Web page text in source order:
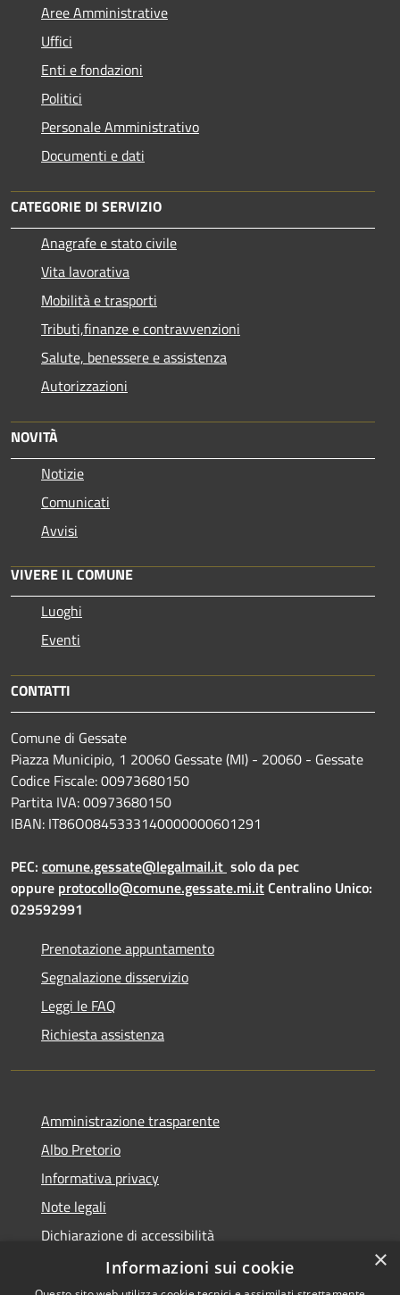
Aree Amministrative
Uffici
Enti e fondazioni
Politici
Personale Amministrativo
Documenti e dati
CATEGORIE DI SERVIZIO
Anagrafe e stato civile
Vita lavorativa
Mobilità e trasporti
Tributi,finanze e contravvenzioni
Salute, benessere e assistenza
Autorizzazioni
NOVITÀ
Notizie
Comunicati
Avvisi
VIVERE IL COMUNE
Luoghi
Eventi
CONTATTI
Comune di Gessate
Piazza Municipio, 1 20060 Gessate (MI) - 20060 - Gessate
Codice Fiscale: 00973680150
Partita IVA: 00973680150
IBAN: IT86O0845333140000000601291
PEC: comune.gessate@legalmail.it solo da pec
oppure protocollo@comune.gessate.mi.itCentralino Unico:
029592991
Prenotazione appuntamento
Segnalazione disservizio
Leggi le FAQ
Richiesta assistenza
Amministrazione trasparente
Albo Pretorio
Informativa privacy
Note legali
Dichiarazione di accessibilità
Dichiarazione di accessibilità dal 2025
×
Informazioni sui cookie